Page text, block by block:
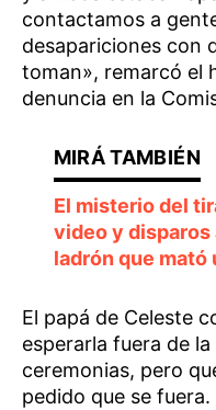
contactamos a
desapariciones con
toman», remarcó el
denuncia en la
El misterio del
video y disparos
ladrón que
El papá de Celeste
esperarla fuera de
ceremonias, pero
pedido que se